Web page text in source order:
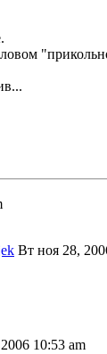
Вт ноя 28,
10:53 am